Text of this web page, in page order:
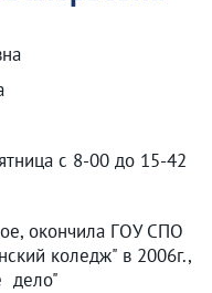
с 8-00 до 15-42
окончила ГОУ СПО
коледж" в 2006г.,
дело"